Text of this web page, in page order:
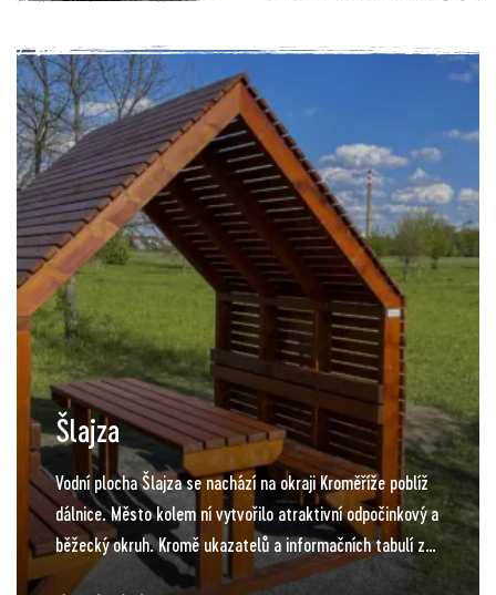
cyklisty. Na Barbořině by měla vzniknout i stezka bosou
nohou, doplněn bude mobiliář a herní prvky, informační
tabule, turistické značení i cvičební prvky. Do budoucna
by na Barbořině měla stát také pozorovatelna okolí,
přístřešek s možností rozdělání ohně a také posed v
korunách stromů.
Šlajza
Vodní plocha Šlajza se nachází na okraji Kroměříže poblíž
dálnice. Město kolem ní vytvořilo atraktivní odpočinkový a
běžecký okruh. Kromě ukazatelů a informačních tabulí zde
turisté najdou herní a naučné prvky – uzlovanou,